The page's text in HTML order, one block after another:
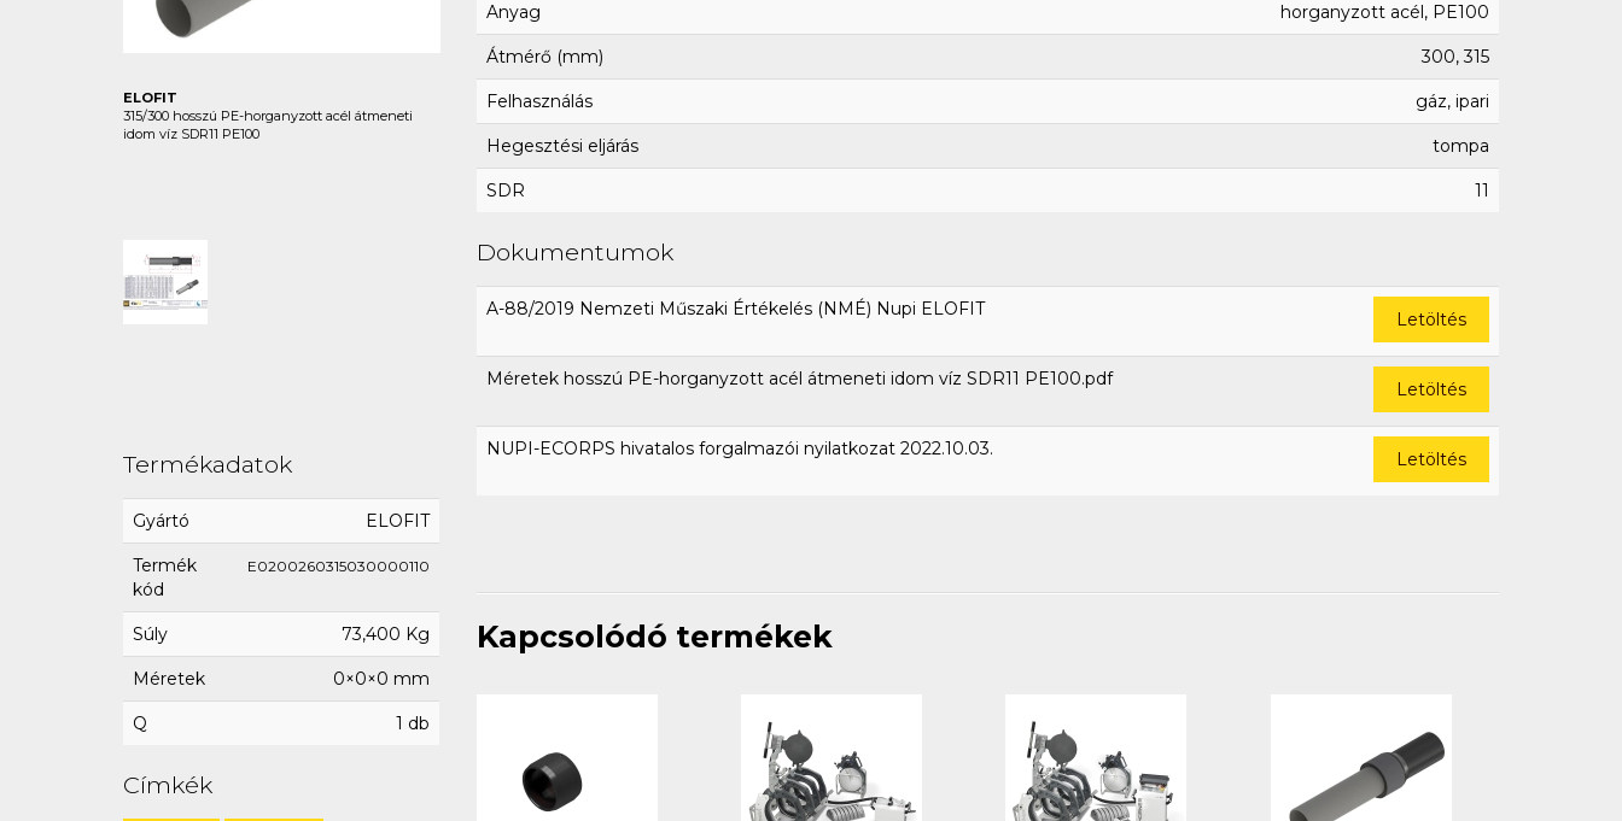
ELOFIT
315/300 hosszú PE-horganyzott acél átmeneti
idom víz SDR11 PE100
Anyag horganyzott acél, PE100
Átmérő (mm) 300, 315
Felhasználás gáz, ipari
Hegesztési eljárás tompa
SDR 11
Dokumentumok
A-88/2019 Nemzeti Műszaki Értékelés (NMÉ) Nupi ELOFIT Letöltés
Méretek hosszú PE-horganyzott acél átmeneti idom víz SDR11 PE100.pdf Letöltés
NUPI-ECORPS hivatalos forgalmazói nyilatkozat 2022.10.03. Letöltés
Termékadatok
Gyártó ELOFIT
Termék
kód
E0200260315030000110
Súly 73,400 Kg
Méretek 0×0×0 mm
Q 1 db
Címkék
Kapcsolódó termékek